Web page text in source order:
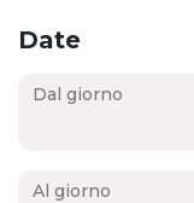
Date
Dal giorno
Al giorno